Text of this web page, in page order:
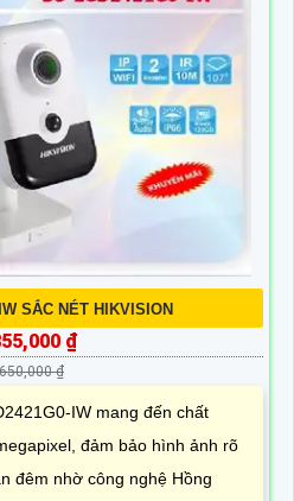
SẮC NÉT HIKVISION
₫
₫
IW mang đến chất
đảm bảo hình ảnh rõ
đêm nhờ công nghệ Hồng